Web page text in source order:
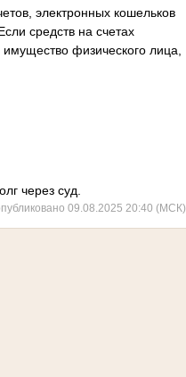
электронных кошельков
средств на счетах
физического лица,
через суд.
09.08.2025 20:40 (МСК)